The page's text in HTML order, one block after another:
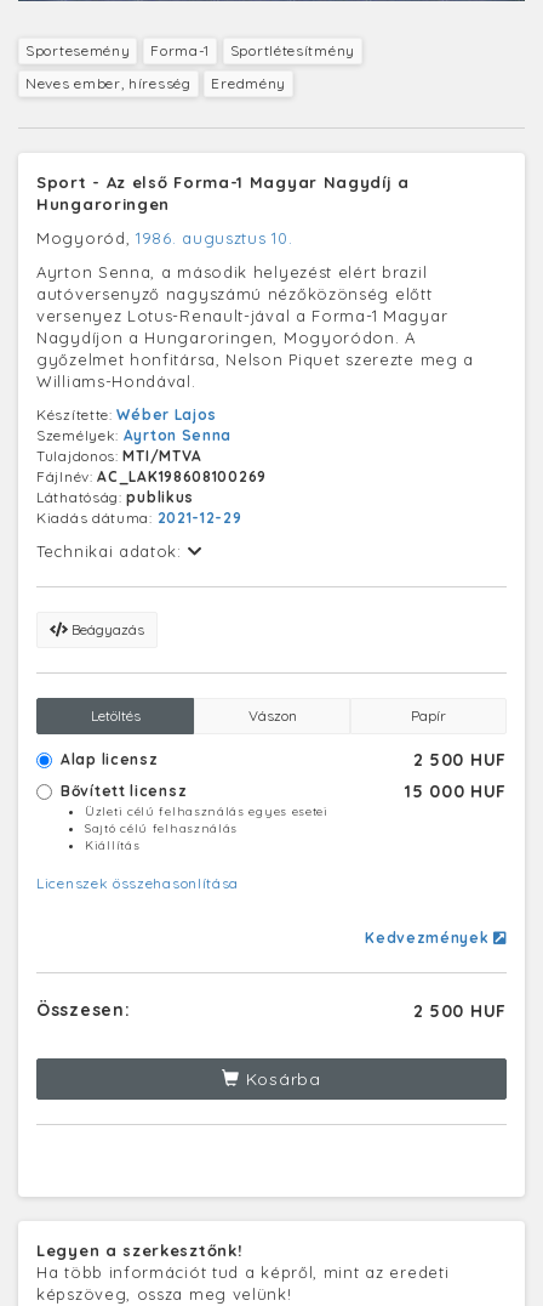
Sportesemény Forma-1
Sportlétesítmény
Neves ember, híresség
Eredmény
Sport - Az első Forma-1 Magyar Nagydíj a
Hungaroringen
Mogyoród, 1986. augusztus 10.
Ayrton Senna, a második helyezést elért brazil
autóversenyző nagyszámú nézőközönség előtt
versenyez Lotus-Renault-jával a Forma-1 Magyar
Nagydíjon a Hungaroringen, Mogyoródon. A
győzelmet honfitársa, Nelson Piquet szerezte meg a
Williams-Hondával.
Készítette:Wéber Lajos
Személyek: Ayrton Senna
Tulajdonos:MTI/MTVA
Fájlnév:AC_LAK198608100269
Láthatóság:publikus
Kiadás dátuma: 2021-12-29
Technikai adatok:
Beágyazás
Letöltés Vászon Papír
Alap licensz 2 500 HUF
Bővített licensz 15 000 HUF
Üzleti célú felhasználás egyes esetei
Sajtó célú felhasználás
Kiállítás
Licenszek összehasonlítása
Kedvezmények
Összesen: 2 500 HUF
Kosárba
Legyen a szerkesztőnk!
Ha több információt tud a képről, mint az eredeti
képszöveg, ossza meg velünk!